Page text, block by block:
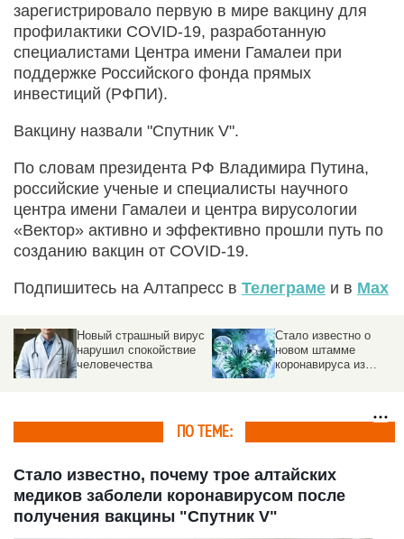
зарегистрировало первую в мире вакцину для
профилактики COVID-19, разработанную
специалистами Центра имени Гамалеи при
поддержке Российского фонда прямых
инвестиций (РФПИ).
Вакцину назвали "Спутник V".
По словам президента РФ Владимира Путина,
российские ученые и специалисты научного
центра имени Гамалеи и центра вирусологии
«Вектор» активно и эффективно прошли путь по
созданию вакцин от COVID-19.
Подпишитесь на Алтапресс в Телеграме и в Max
Новый страшный вирус
нарушил спокойствие
человечества
Стало известно о
новом штамме
коронавируса из
ПО ТЕМЕ:
Стало известно, почему трое алтайских
медиков заболели коронавирусом после
получения вакцины "Спутник V"